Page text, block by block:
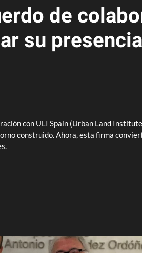
de
su presencia
con ULI Spain (Urban Land
construido. Ahora, esta firma